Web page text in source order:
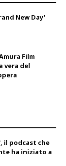
New Day'
Film
vera del
il podcast che
ha iniziato a